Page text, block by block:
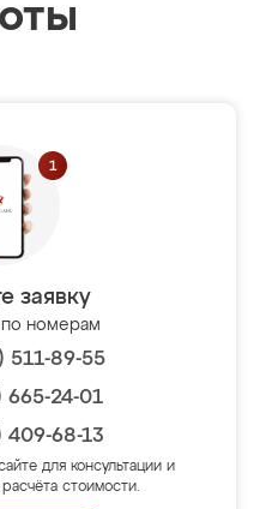
заявку
по номерам
511-89-55
665-24-01
409-68-13
для консультации и
стоимости.